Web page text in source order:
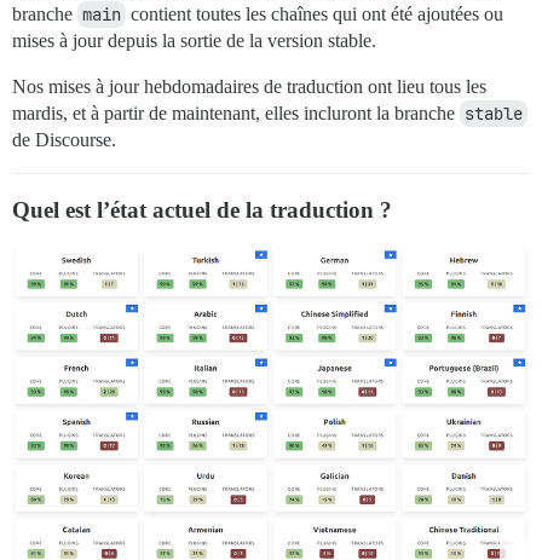
branche main contient toutes les chaînes qui ont été ajoutées ou
mises à jour depuis la sortie de la version stable.
Nos mises à jour hebdomadaires de traduction ont lieu tous les
mardis, et à partir de maintenant, elles incluront la branche stable
de Discourse.
Quel est l’état actuel de la traduction ?